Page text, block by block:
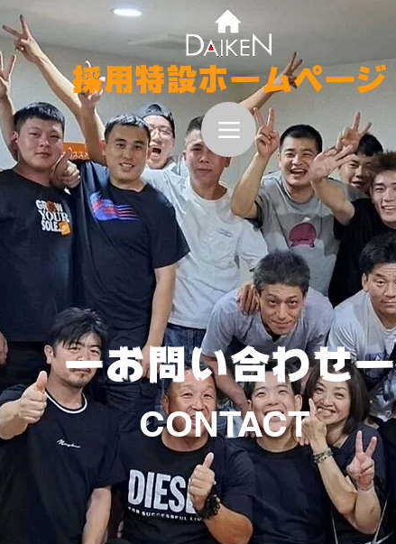
採用特設ホームページ
ーお問い合わせー
CONTACT